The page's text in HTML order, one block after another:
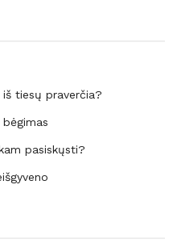
tiesų praverčia?
pasiskųsti?